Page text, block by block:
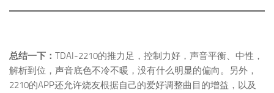
总结一下： TDAI-2210的推力足，控制力好，声音平衡、中性，
解析到位，声音底色不冷不暖，没有什么明显的偏向。另外，
2210的APP还允许烧友根据自己的爱好调整曲目的增益，以及